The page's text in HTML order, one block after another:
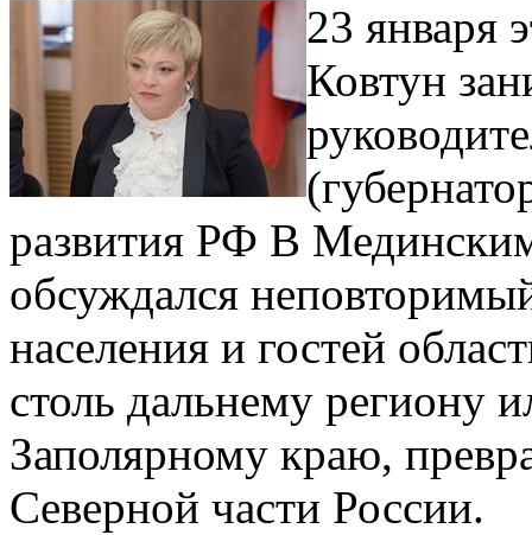
23 января
Ковтун
развития РФ В
обсуждался
населения и гостей
столь дальнему региону
Заполярному краю,
Северной части России.